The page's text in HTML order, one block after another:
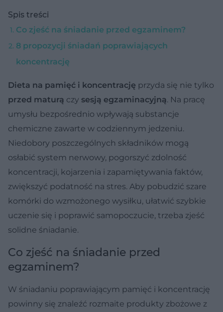
Spis treści
Co zjeść na śniadanie przed egzaminem?
8 propozycji śniadań poprawiających
koncentrację
Dieta na pamięć i koncentrację przyda się nie tylko
przed maturą czy sesją egzaminacyjną. Na pracę
umysłu bezpośrednio wpływają substancje
chemiczne zawarte w codziennym jedzeniu.
Niedobory poszczególnych składników mogą
osłabić system nerwowy, pogorszyć zdolność
koncentracji, kojarzenia i zapamiętywania faktów,
zwiększyć podatność na stres. Aby pobudzić szare
komórki do wzmożonego wysiłku, ułatwić szybkie
uczenie się i poprawić samopoczucie, trzeba zjeść
solidne śniadanie.
Co zjeść na śniadanie przed
egzaminem?
W śniadaniu poprawiającym pamięć i koncentrację
powinny się znaleźć rozmaite produkty zbożowe z